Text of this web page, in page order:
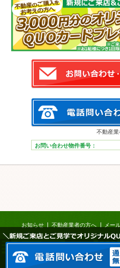
不動産
お問い合わせ物件番号：
＼新規ご来店とご見学でオリジナル
お知らせ 不動産業者の方へ メー